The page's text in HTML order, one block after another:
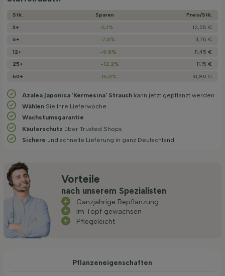
Stk. Sparen
Preis/­Stk.
3+
-5,1%
12,05 €
6+
-7,5%
11,75 €
12+
-9,8%
11,45 €
25+
-12,2%
11,15 €
50+
-15,0% 10,80 €
Azalea japonica 'Kermesina' Strauch kann jetzt gepflanzt werden
Wählen Sie Ihre Lieferwoche
Wachstums­garantie
Käuferschutz über Trusted Shops
Sichere und schnelle Lieferung in ganz Deutschland
Vorteile
nach unserem Spezialisten
Ganzjährige Bepflanzung
Im Topf gewachsen
Pflegeleicht
Pflanzeneigenschaften